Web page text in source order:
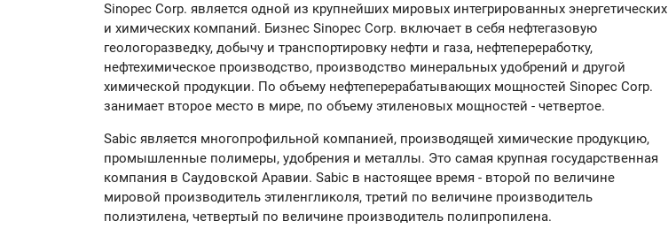
Sinopec Corp. является одной из крупнейших мировых интегрированных энергетических
и химических компаний. Бизнес Sinopec Corp. включает в себя нефтегазовую
геологоразведку, добычу и транспортировку нефти и газа, нефтепереработку,
нефтехимическое производство, производство минеральных удобрений и другой
химической продукции. По объему нефтеперерабатывающих мощностей Sinopec Corp.
занимает второе место в мире, по объему этиленовых мощностей - четвертое.
Sabic является многопрофильной компанией, производящей химические продукцию,
промышленные полимеры, удобрения и металлы. Это самая крупная государственная
компания в Саудовской Аравии. Sabic в настоящее время - второй по величине
мировой производитель этиленгликоля, третий по величине производитель
полиэтилена, четвертый по величине производитель полипропилена.